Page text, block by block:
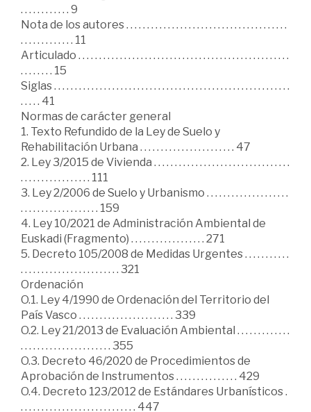
. . . . . . . . . . . . 9
Nota de los autores . . . . . . . . . . . . . . . . . . . . . . . . . . . . . . . . . . . . . . .
. . . . . . . . . . . . . 11
Articulado . . . . . . . . . . . . . . . . . . . . . . . . . . . . . . . . . . . . . . . . . . . . . . . . . . .
. . . . . . . . 15
Siglas . . . . . . . . . . . . . . . . . . . . . . . . . . . . . . . . . . . . . . . . . . . . . . . . . . . . . . . . .
. . . . . 41
Normas de carácter general
1. Texto Refundido de la Ley de Suelo y
Rehabilitación Urbana . . . . . . . . . . . . . . . . . . . . . . . 47
2. Ley 3/2015 de Vivienda . . . . . . . . . . . . . . . . . . . . . . . . . . . . . . . . .
. . . . . . . . . . . . . . . . . 111
3. Ley 2/2006 de Suelo y Urbanismo . . . . . . . . . . . . . . . . . . . .
. . . . . . . . . . . . . . . . . . . 159
4. Ley 10/2021 de Administración Ambiental de
Euskadi (Fragmento) . . . . . . . . . . . . . . . . . . 271
5. Decreto 105/2008 de Medidas Urgentes . . . . . . . . . . .
. . . . . . . . . . . . . . . . . . . . . . . . 321
Ordenación
O.1. Ley 4/1990 de Ordenación del Territorio del
País Vasco . . . . . . . . . . . . . . . . . . . . . . . 339
O.2. Ley 21/2013 de Evaluación Ambiental . . . . . . . . . . . . .
. . . . . . . . . . . . . . . . . . . . . . 355
O.3. Decreto 46/2020 de Procedimientos de
Aprobación de Instrumentos . . . . . . . . . . . . . . . 429
O.4. Decreto 123/2012 de Estándares Urbanísticos .
. . . . . . . . . . . . . . . . . . . . . . . . . . . . 447